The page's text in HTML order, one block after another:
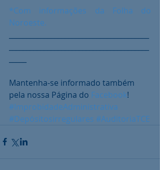
*Com informações da Folha do
Noroeste.
Mantenha-se informado também
pela nossa Página do Facebook!
#ImprobidadeAdministrativa
#Depósitosirregulares #AuditoriaTCE